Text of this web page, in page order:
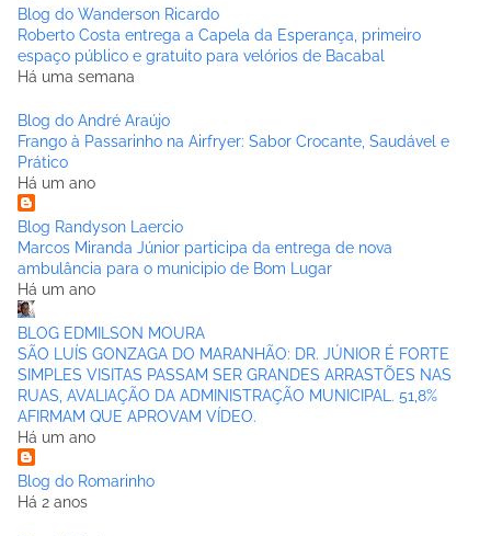
Blog do Wanderson Ricardo
Roberto Costa entrega a Capela da Esperança, primeiro
espaço público e gratuito para velórios de Bacabal
Há uma semana
Blog do André Araújo
Frango à Passarinho na Airfryer: Sabor Crocante, Saudável e
Prático
Há um ano
Blog Randyson Laercio
Marcos Miranda Júnior participa da entrega de nova
ambulância para o municipio de Bom Lugar
Há um ano
BLOG EDMILSON MOURA
SÃO LUÍS GONZAGA DO MARANHÃO: DR. JÚNIOR É FORTE
SIMPLES VISITAS PASSAM SER GRANDES ARRASTÕES NAS
RUAS, AVALIAÇÃO DA ADMINISTRAÇÃO MUNICIPAL. 51,8%
AFIRMAM QUE APROVAM VÍDEO.
Há um ano
Blog do Romarinho
Há 2 anos